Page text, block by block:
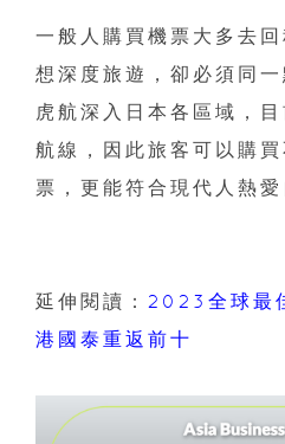
一般人購買機票大多去
想深度旅遊，卻必須同
虎航深入日本各區域，
航線，因此旅客可以購
票，更能符合現代人熱愛
延伸閱讀： 2023全球最
港國泰重返前十